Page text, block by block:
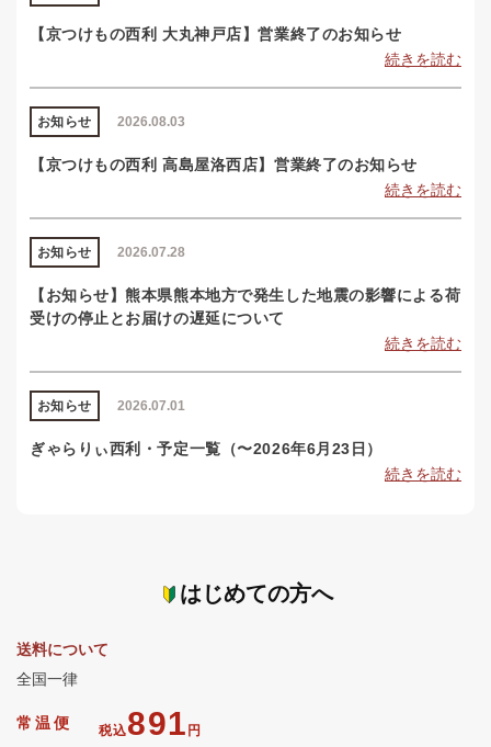
【京つけもの西利 大丸神戸店】営業終了のお知らせ
続きを読む
2026.08.03
お知らせ
【京つけもの西利 高島屋洛西店】営業終了のお知らせ
続きを読む
2026.07.28
お知らせ
【お知らせ】熊本県熊本地方で発生した地震の影響による荷
受けの停止とお届けの遅延について
続きを読む
2026.07.01
お知らせ
ぎゃらりぃ西利・予定一覧（〜2026年6月23日）
続きを読む
はじめての方へ
送料について
全国一律
常温便 税込891 円